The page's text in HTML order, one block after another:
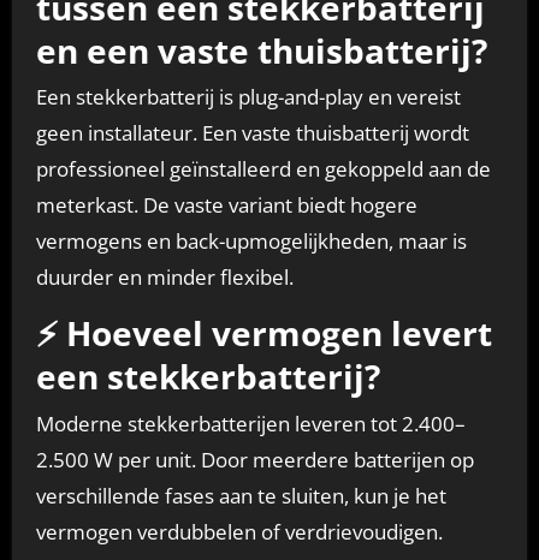
en een vaste thuisbatterij?
Een stekkerbatterij is plug-and-play en vereist
geen installateur. Een vaste thuisbatterij wordt
professioneel geïnstalleerd en gekoppeld aan de
meterkast. De vaste variant biedt hogere
vermogens en back-upmogelijkheden, maar is
duurder en minder flexibel.
⚡ Hoeveel vermogen levert
een stekkerbatterij?
Moderne stekkerbatterijen leveren tot 2.400–
2.500 W per unit. Door meerdere batterijen op
verschillende fases aan te sluiten, kun je het
vermogen verdubbelen of verdrievoudigen.